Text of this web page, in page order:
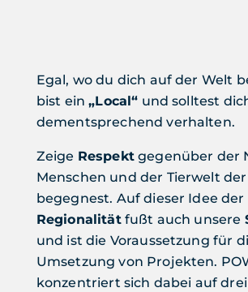
Egal, wo du dich auf der Welt
bist ein„Local“ und solltest
dementsprechend verhalten.
Zeige Respektgegenüber der
Menschen und der Tierwelt
begegnest. Auf dieser Idee der
Regionalitätfußt auch unsere
und ist die Voraussetzung für
Umsetzung von Projekten.
konzentriert sich dabei auf drei